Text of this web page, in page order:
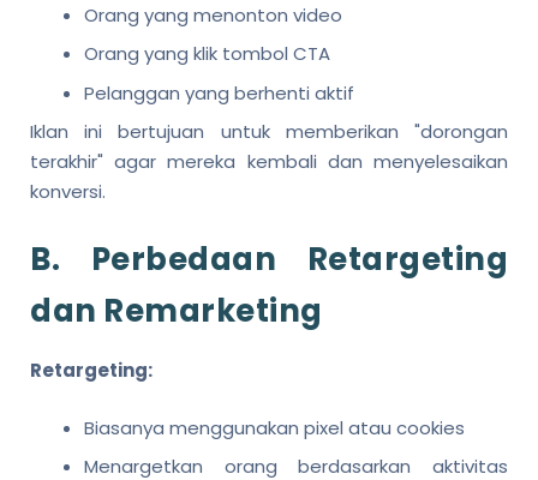
Orang yang menonton video
Orang yang klik tombol CTA
Pelanggan yang berhenti aktif
Iklan ini bertujuan untuk memberikan "dorongan
terakhir" agar mereka kembali dan menyelesaikan
konversi.
B. Perbedaan Retargeting
dan Remarketing
Retargeting:
Biasanya menggunakan pixel atau cookies
Menargetkan orang berdasarkan aktivitas